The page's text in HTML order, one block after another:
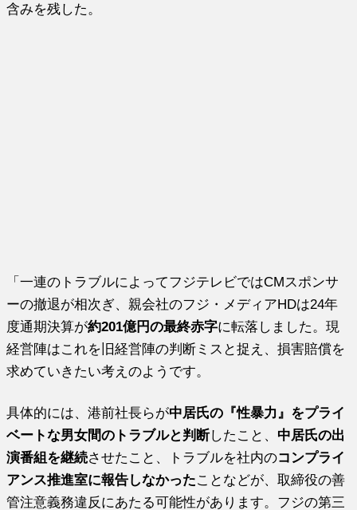
含みを残した。
「一連のトラブルによってフジテレビではCMスポンサ
ーの撤退が相次ぎ、親会社のフジ・メディアHDは24年
度通期決算が約201億円の最終赤字に転落しました。現
経営陣はこれを旧経営陣の判断ミスと捉え、損害賠償を
求めていきたい考えのようです。
具体的には、港前社長らが中居氏の『性暴力』をプライ
ベートな男女間のトラブルと判断したこと、 中居氏の出
演番組を継続させたこと、トラブルを社内のコンプライ
アンス推進室に報告しなかったことなどが、取締役の善
管注意義務違反にあたる可能性があります。フジの第三